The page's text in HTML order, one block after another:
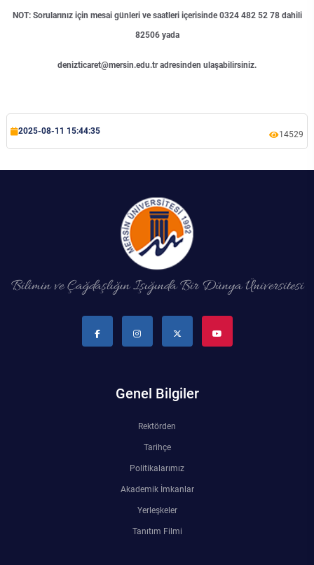
NOT: Sorularınız için mesai günleri ve saatleri içerisinde 0324 482 52 78 dahili
82506 yada
denizticaret@mersin.edu.tradresinden ulaşabilirsiniz.
2025-08-11 15:44:35 14529
Bilimin ve Çağdaşlığın Işığında Bir Dünya Üniversitesi
Genel Bilgiler
Rektörden
Tarihçe
Politikalarımız
Akademik İmkanlar
Yerleşkeler
Tanıtım Filmi